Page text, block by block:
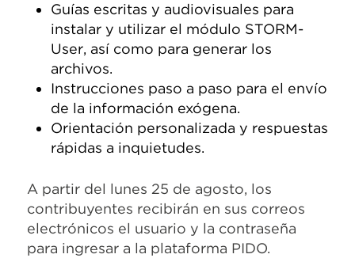
Guías escritas y audiovisuales para
instalar y utilizar el módulo STORM-
User, así como para generar los
archivos.
Instrucciones paso a paso para el envío
de la información exógena.
Orientación personalizada y respuestas
rápidas a inquietudes.
A partir del lunes 25 de agosto, los
contribuyentes recibirán en sus correos
electrónicos el usuario y la contraseña
para ingresar a la plataforma PIDO.